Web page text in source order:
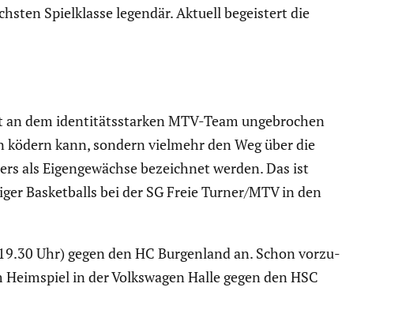
Spiel­klasse legendär. Aktuell begeis­tert die
dem identi­täts­starken MTV-Team ungebro­chen
kann, sondern vielmehr den Weg über die
als Eigen­ge­wächse bezeichnet werden. Das ist
Basket­balls bei der SG Freie Turner/MTV in den
Uhr) gegen den HC Burgen­land an. Schon vorzu­
in der Volks­wagen Halle gegen den HSC